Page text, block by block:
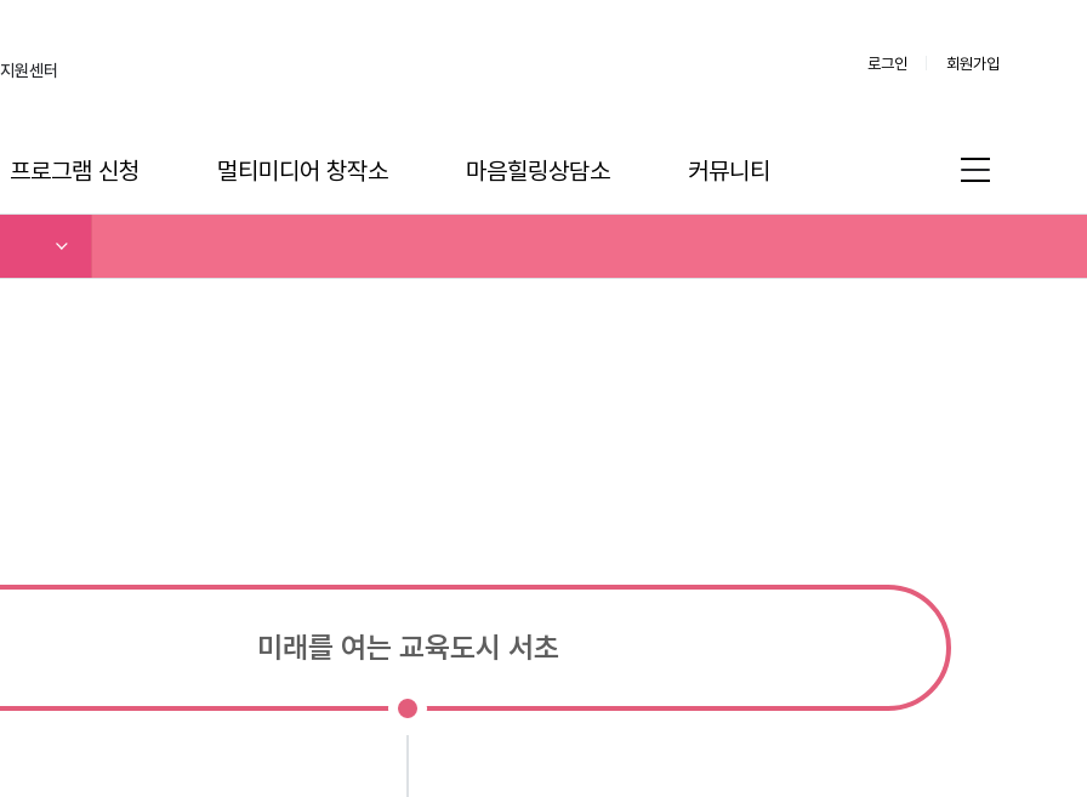
원센터 로그인 회원가입
프로그램 신청 멀티미디어 창작소 마음힐링상담소 커뮤니티
미래를 여는 교육도시 서초